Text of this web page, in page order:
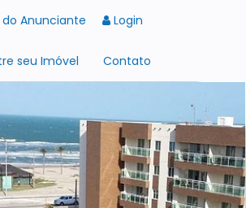
do Anunciante Login
seu Imóvel Contato